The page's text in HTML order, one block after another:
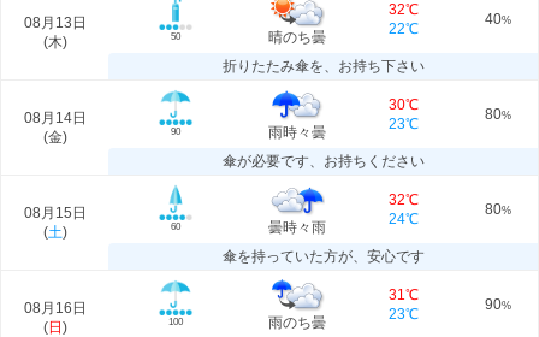
08月13日
(木) 50 晴のち曇
32℃
22℃
40%
折りたたみ傘を、お持ち下さい
08月14日
(金) 90 雨時々曇
30℃
23℃
80%
傘が必要です、お持ちください
08月15日
(土) 60 曇時々雨
32℃
24℃
80%
傘を持っていた方が、安心です
08月16日
(日 ) 100 雨のち曇
31℃
23℃
90%